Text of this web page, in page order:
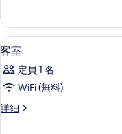
み
条
件
の
写
真
を
表
示
細
客
室
の
べ
6
客室
定員 1 名
WiFi (無料)
詳細
客